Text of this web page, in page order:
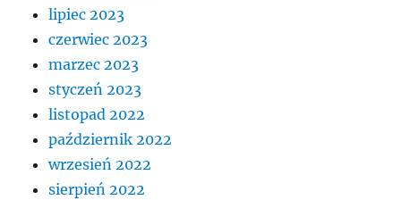
lipiec 2023
czerwiec 2023
marzec 2023
styczeń 2023
listopad 2022
październik 2022
wrzesień 2022
sierpień 2022